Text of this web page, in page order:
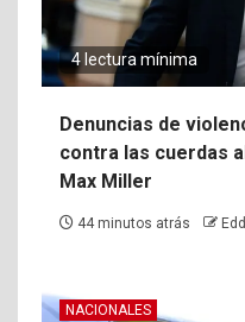
4 lectura mínima
Denuncias de
contra las cuerdas
Max Miller
44 minutos atrás
NACIONALES